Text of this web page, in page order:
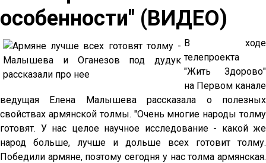
особенности" (ВИДЕО)
В ходе
телепроекта
"Жить Здорово"
на Первом канале
ведущая Елена Малышева рассказала о полезных
свойствах армянской толмы. "Очень многие народы толму
готовят. У нас целое научное исследование - какой же
народ больше, лучше и дольше всех готовит толму.
Победили армяне, поэтому сегодня у нас толма армянская.